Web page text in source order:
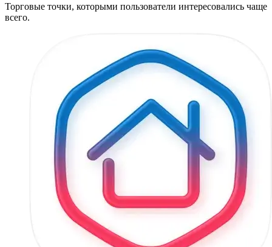
Торговые точки, которыми пользователи интересовались чаще
всего.